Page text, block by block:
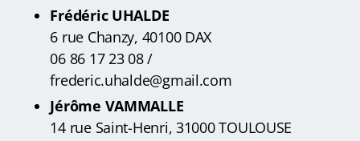
Frédéric UHALDE
6 rue Chanzy, 40100 DAX
06 86 17 23 08 /
frederic.uhalde@gmail.com
Jérôme VAMMALLE
14 rue Saint-Henri, 31000 TOULOUSE